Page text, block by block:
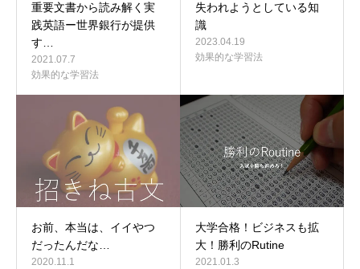
重要文書から読み解く実
践英語ー世界銀行が提供
す…
2021.07.7
効果的な学習法
失われようとしている知
識
2023.04.19
効果的な学習法
お前、本当は、イイやつ
だったんだな…
2020.11.1
大学合格！ビジネスも拡
大！勝利のRutine
2021.01.3